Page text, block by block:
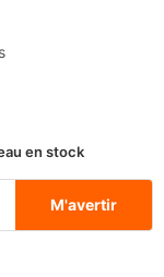
en stock
M'avertir